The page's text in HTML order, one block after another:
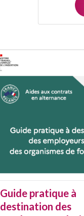
Guide pratique à
destination des